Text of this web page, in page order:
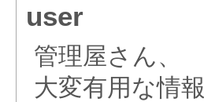
user
管理屋さん、
大変有用な情